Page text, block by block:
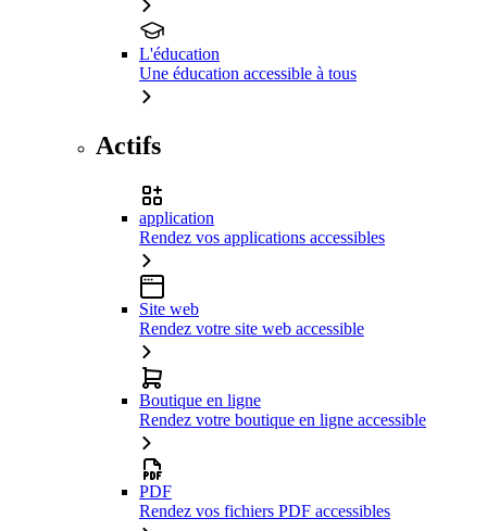
L'éducation
Une éducation accessible à tous
Actifs
application
Rendez vos applications accessibles
Site web
Rendez votre site web accessible
Boutique en ligne
Rendez votre boutique en ligne accessible
PDF
Rendez vos fichiers PDF accessibles